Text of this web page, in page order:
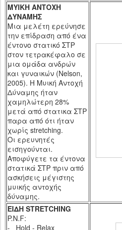
ΜΥΙΚΗ ΑΝΤΟΧΗ
ΔΥΝΑΜΗΣ
Μια μελέτη ερεύνησε
την επίδραση από ένα
έντονο στατικό ΣΤΡ
στον τετρακέφαλο σε
μια ομάδα ανδρών
και γυναικών (Nelson,
2005). Η Μυική Αντοχή
Δύναμης ήταν
χαμηλώτερη 28%
μετά από στατικα ΣΤΡ
παρα από ότι ήταν
χωρίς stretching.
Οι ερευνητές
εισηγούνται.
Αποφύγετε τα έντονα
στατικά ΣΤΡ πριν από
ασκήσεις μέγιστης
μυικής αντοχής
δύναμης.
ΕΙΔΗ STRETCHING
P.N.F:
- Hold - Relax